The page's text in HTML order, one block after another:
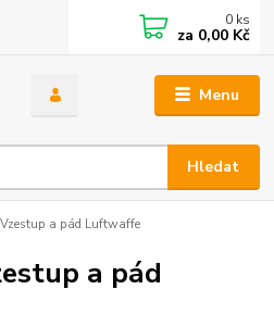
Menu
Hledat
0 ks
za 0,00 Kč
a pád Luftwaffe
a pád